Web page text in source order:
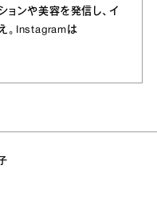
ョンや美容を発信し、イ
。Instagramは